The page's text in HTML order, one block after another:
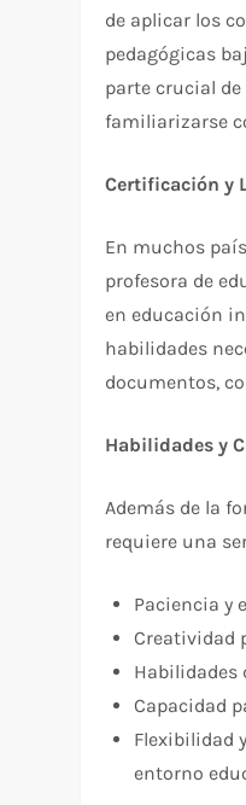
de aplicar los
pedagógicas
parte crucial
familiarizarse
Certificación y
En muchos
profesora de
en educación
habilidades
documentos,
Habilidades y
Además de la
requiere una
Paciencia y
Creatividad
Habilidades
Capacidad
Flexibilidad
entorno